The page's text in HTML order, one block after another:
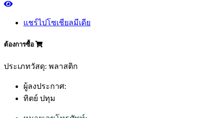
แชร์ไปโซเชียลมีเดีย
ต้องการซื้อ
ประเภทวัสดุ: พลาสติก
ผู้ลงประกาศ:
ทิตย์ ปทุม